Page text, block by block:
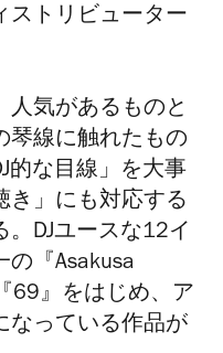
ストリビューター
人気があるものと
琴線に触れたもの
的な目線」を大事
き」にも対応する
DJユースな12イ
の『Asakusa
69』をはじめ、ア
なっている作品が